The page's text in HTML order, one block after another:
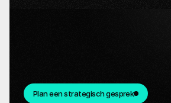
Plan een strategisch gesprek